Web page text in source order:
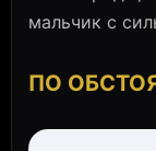
мальчик с
ПО